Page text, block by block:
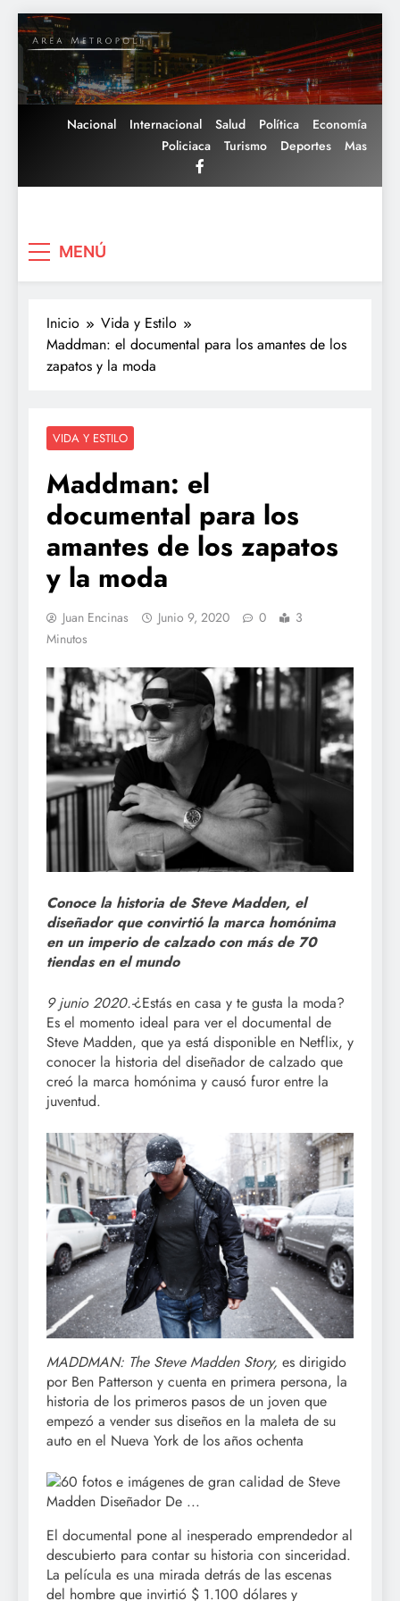
Saltar
al
contenido
Nacional Internacional Salud Política
Economía
Policiaca
Turismo Deportes Mas
MENÚ
Inicio
Vida y Estilo
Maddman: el documental para los amantes de los
zapatos y la moda
VIDA Y ESTILO
Maddman: el
documental para los
amantes de los zapatos
y la moda
Juan Encinas Junio 9, 2020 0
3
Minutos
Conoce la historia de Steve Madden, el
diseñador que convirtió la marca homónima
en un imperio de calzado con más de 70
tiendas en el mundo
9 junio 2020.-¿Estás en casa y te gusta la moda?
Es el momento ideal para ver el documental de
Steve Madden, que ya está disponible en Netflix, y
conocer la historia del diseñador de calzado que
creó la marca homónima y causó furor entre la
juventud.
MADDMAN: The Steve Madden Story, es dirigido
por Ben Patterson y cuenta en primera persona, la
historia de los primeros pasos de un joven que
empezó a vender sus diseños en la maleta de su
auto en el Nueva York de los años ochenta
El documental pone al inesperado emprendedor al
descubierto para contar su historia con sinceridad.
La película es una mirada detrás de las escenas
del hombre que invirtió $ 1.100 dólares y